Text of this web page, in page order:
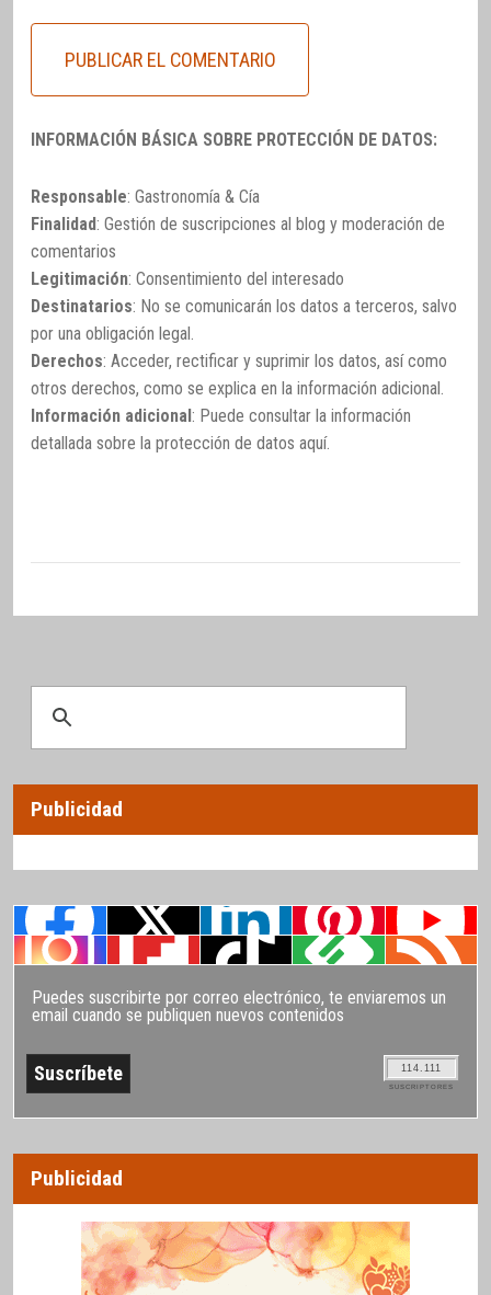
INFORMACIÓN BÁSICA SOBRE PROTECCIÓN DE DATOS:
Responsable: Gastronomía & Cía
Finalidad: Gestión de suscripciones al blog y moderación de
comentarios
Legitimación: Consentimiento del interesado
Destinatarios: No se comunicarán los datos a terceros, salvo
por una obligación legal.
Derechos: Acceder, rectificar y suprimir los datos, así como
otros derechos, como se explica en la información adicional.
Información adicional: Puede consultar la información
detallada sobre la protección de datos aquí.
Publicidad
Puedes suscribirte por correo electrónico, te enviaremos un
email cuando se publiquen nuevos contenidos
114.111
SUSCRIPTORES
Publicidad